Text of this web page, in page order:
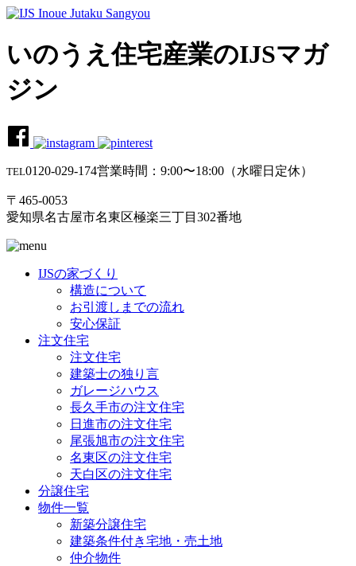
いのうえ住宅産業のIJSマガ
ジン
TEL0120-029-174営業時間：9:00〜18:00（水曜日定休）
〒465-0053
愛知県名古屋市名東区極楽三丁目302番地
IJSの家づくり
構造について
お引渡しまでの流れ
安心保証
注文住宅
注文住宅
建築士の独り言
ガレージハウス
長久手市の注文住宅
日進市の注文住宅
尾張旭市の注文住宅
名東区の注文住宅
天白区の注文住宅
分譲住宅
物件一覧
新築分譲住宅
建築条件付き宅地・売土地
仲介物件